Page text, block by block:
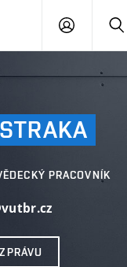
PŘIHLÁSIT
STRAKA
PRACOVNÍK